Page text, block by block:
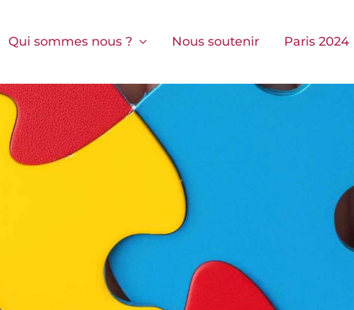
Qui sommes nous ? Nous soutenir Paris 2024